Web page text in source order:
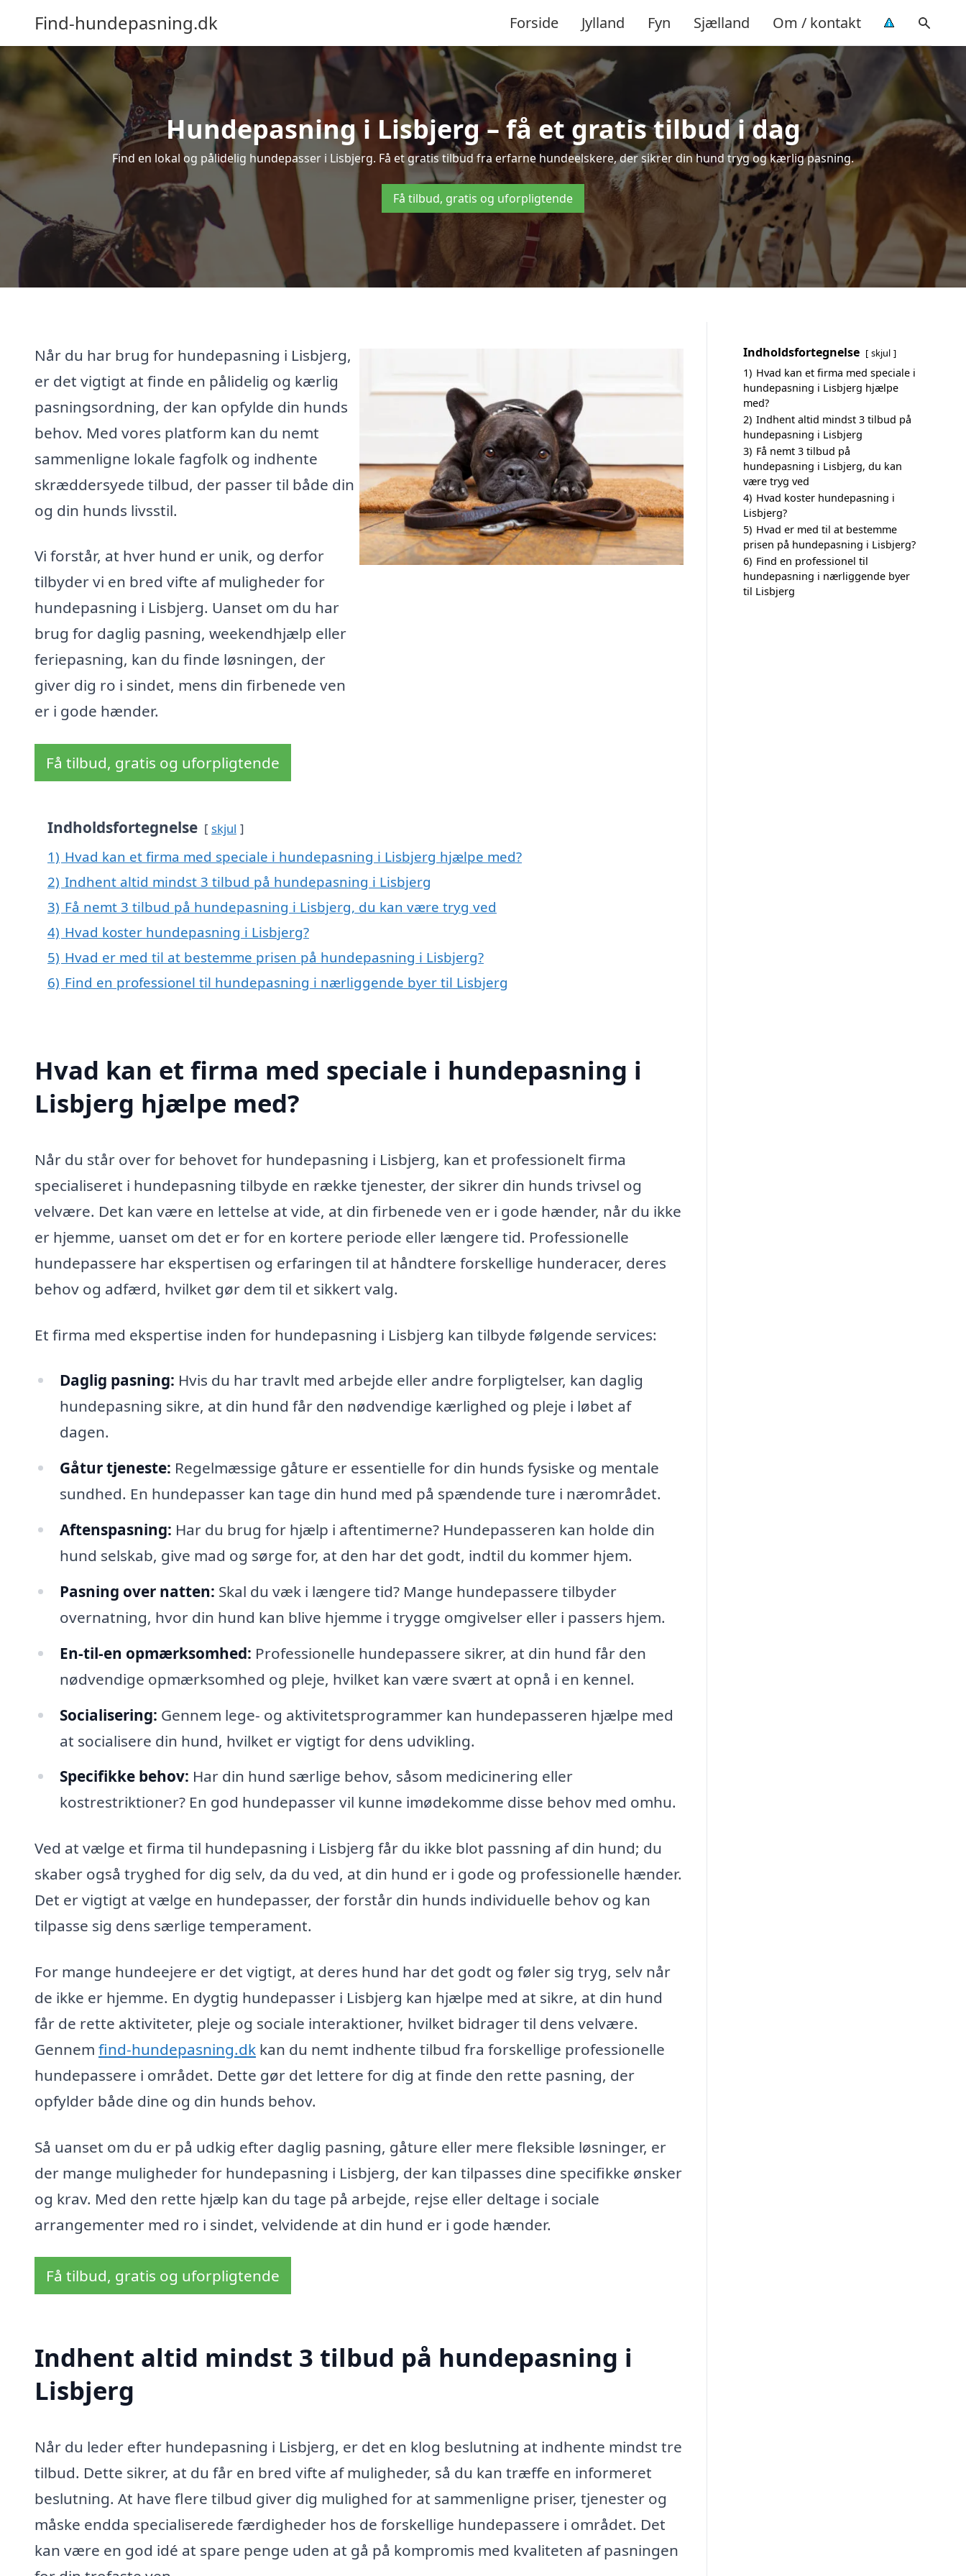
Find-hundepasning.dk Forside Jylland Fyn Sjælland Om / kontakt
Hundepasning i Lisbjerg – få et gratis tilbud i dag
Find en lokal og pålidelig hundepasser i Lisbjerg. Få et gratis tilbud fra erfarne hundeelskere, der sikrer din hund tryg og kærlig pasning.
Få tilbud, gratis og uforpligtende
Når du har brug for hundepasning i Lisbjerg,
er det vigtigt at finde en pålidelig og kærlig
pasningsordning, der kan opfylde din hunds
behov. Med vores platform kan du nemt
sammenligne lokale fagfolk og indhente
skræddersyede tilbud, der passer til både din
og din hunds livsstil.
Vi forstår, at hver hund er unik, og derfor
tilbyder vi en bred vifte af muligheder for
hundepasning i Lisbjerg. Uanset om du har
brug for daglig pasning, weekendhjælp eller
feriepasning, kan du finde løsningen, der
giver dig ro i sindet, mens din firbenede ven
er i gode hænder.
Få tilbud, gratis og uforpligtende
Indholdsfortegnelse skjul
1) Hvad kan et firma med speciale i hundepasning i Lisbjerg hjælpe med?
2) Indhent altid mindst 3 tilbud på hundepasning i Lisbjerg
3) Få nemt 3 tilbud på hundepasning i Lisbjerg, du kan være tryg ved
4) Hvad koster hundepasning i Lisbjerg?
5) Hvad er med til at bestemme prisen på hundepasning i Lisbjerg?
6) Find en professionel til hundepasning i nærliggende byer til Lisbjerg
Hvad kan et firma med speciale i hundepasning i
Lisbjerg hjælpe med?
Når du står over for behovet for hundepasning i Lisbjerg, kan et professionelt firma
specialiseret i hundepasning tilbyde en række tjenester, der sikrer din hunds trivsel og
velvære. Det kan være en lettelse at vide, at din firbenede ven er i gode hænder, når du ikke
er hjemme, uanset om det er for en kortere periode eller længere tid. Professionelle
hundepassere har ekspertisen og erfaringen til at håndtere forskellige hunderacer, deres
behov og adfærd, hvilket gør dem til et sikkert valg.
Et firma med ekspertise inden for hundepasning i Lisbjerg kan tilbyde følgende services:
Daglig pasning: Hvis du har travlt med arbejde eller andre forpligtelser, kan daglig
hundepasning sikre, at din hund får den nødvendige kærlighed og pleje i løbet af
dagen.
Gåtur tjeneste: Regelmæssige gåture er essentielle for din hunds fysiske og mentale
sundhed. En hundepasser kan tage din hund med på spændende ture i nærområdet.
Aftenspasning: Har du brug for hjælp i aftentimerne? Hundepasseren kan holde din
hund selskab, give mad og sørge for, at den har det godt, indtil du kommer hjem.
Pasning over natten: Skal du væk i længere tid? Mange hundepassere tilbyder
overnatning, hvor din hund kan blive hjemme i trygge omgivelser eller i passers hjem.
En-til-en opmærksomhed: Professionelle hundepassere sikrer, at din hund får den
nødvendige opmærksomhed og pleje, hvilket kan være svært at opnå i en kennel.
Socialisering: Gennem lege- og aktivitetsprogrammer kan hundepasseren hjælpe med
at socialisere din hund, hvilket er vigtigt for dens udvikling.
Specifikke behov: Har din hund særlige behov, såsom medicinering eller
kostrestriktioner? En god hundepasser vil kunne imødekomme disse behov med omhu.
Ved at vælge et firma til hundepasning i Lisbjerg får du ikke blot passning af din hund; du
skaber også tryghed for dig selv, da du ved, at din hund er i gode og professionelle hænder.
Det er vigtigt at vælge en hundepasser, der forstår din hunds individuelle behov og kan
tilpasse sig dens særlige temperament.
For mange hundeejere er det vigtigt, at deres hund har det godt og føler sig tryg, selv når
de ikke er hjemme. En dygtig hundepasser i Lisbjerg kan hjælpe med at sikre, at din hund
får de rette aktiviteter, pleje og sociale interaktioner, hvilket bidrager til dens velvære.
Gennem find-hundepasning.dk kan du nemt indhente tilbud fra forskellige professionelle
hundepassere i området. Dette gør det lettere for dig at finde den rette pasning, der
opfylder både dine og din hunds behov.
Så uanset om du er på udkig efter daglig pasning, gåture eller mere fleksible løsninger, er
der mange muligheder for hundepasning i Lisbjerg, der kan tilpasses dine specifikke ønsker
og krav. Med den rette hjælp kan du tage på arbejde, rejse eller deltage i sociale
arrangementer med ro i sindet, velvidende at din hund er i gode hænder.
Få tilbud, gratis og uforpligtende
Indhent altid mindst 3 tilbud på hundepasning i
Lisbjerg
Når du leder efter hundepasning i Lisbjerg, er det en klog beslutning at indhente mindst tre
tilbud. Dette sikrer, at du får en bred vifte af muligheder, så du kan træffe en informeret
beslutning. At have flere tilbud giver dig mulighed for at sammenligne priser, tjenester og
måske endda specialiserede færdigheder hos de forskellige hundepassere i området. Det
kan være en god idé at spare penge uden at gå på kompromis med kvaliteten af pasningen
Indholdsfortegnelse skjul
1) Hvad kan et firma med speciale i
hundepasning i Lisbjerg hjælpe
med?
2) Indhent altid mindst 3 tilbud på
hundepasning i Lisbjerg
3) Få nemt 3 tilbud på
hundepasning i Lisbjerg, du kan
være tryg ved
4) Hvad koster hundepasning i
Lisbjerg?
5) Hvad er med til at bestemme
prisen på hundepasning i Lisbjerg?
6) Find en professionel til
hundepasning i nærliggende byer
til Lisbjerg